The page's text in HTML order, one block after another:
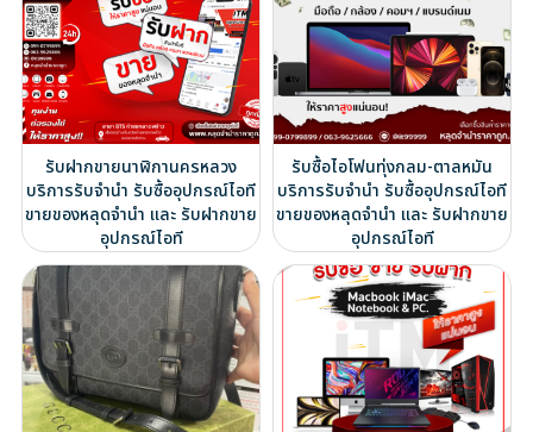
รับฝากขายนาฬิกานครหลวง
บริการรับจำนำ รับซื้ออุปกรณ์ไอที
ขายของหลุดจำนำ และ รับฝากขาย
อุปกรณ์ไอที
รับซื้อไอโฟนทุ่งกลม-ตาลหมัน
บริการรับจำนำ รับซื้ออุปกรณ์ไอที
ขายของหลุดจำนำ และ รับฝากขาย
อุปกรณ์ไอที